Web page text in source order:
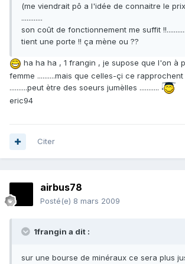
(me viendrait pô a l'idée de connaitre le
............
son coût de fonctionnement me suffit
tient une porte !! ça mène ou ??
ha ha ha , 1 frangin , je supose que l'on à
femme ..........mais que celles-çi ce
..........peut ètre des soeurs jumèlles ...........
eric94
Citer
airbus78
Posté(e) 8 mars 2009
1frangin a dit :
sur une bourse de minéraux ce sera plus